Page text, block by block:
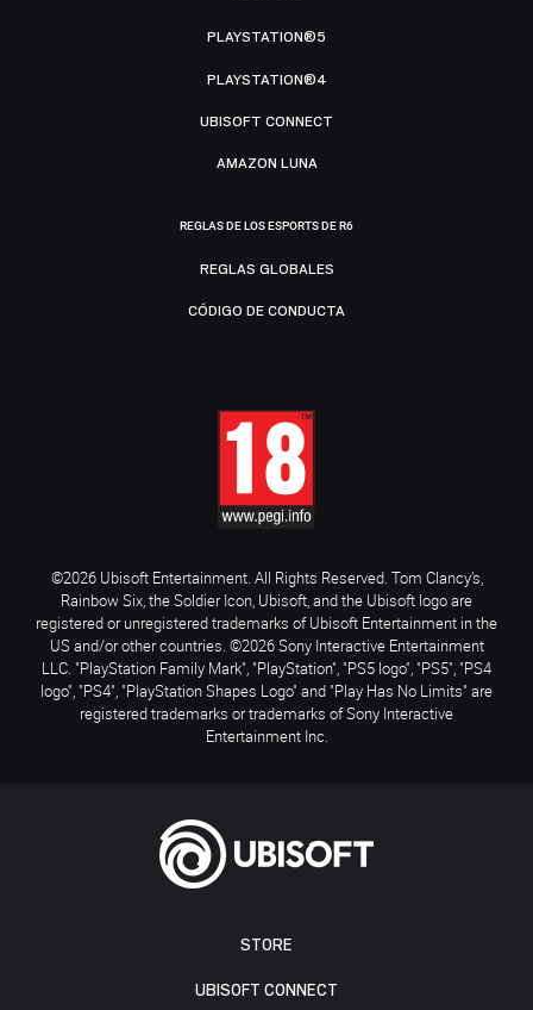
STORE
UBISOFT CONNECT
PLAYSTATION®5
PLAYSTATION®4
UBISOFT CONNECT
AMAZON LUNA
REGLAS DE LOS ESPORTS DE R6
REGLAS GLOBALES
CÓDIGO DE CONDUCTA
©2026 Ubisoft Entertainment. All Rights Reserved. Tom Clancy’s,
Rainbow Six, the Soldier Icon, Ubisoft, and the Ubisoft logo are
registered or unregistered trademarks of Ubisoft Entertainment in the
US and/or other countries. ©2026 Sony Interactive Entertainment
LLC. "PlayStation Family Mark", "PlayStation", "PS5 logo", "PS5", "PS4
logo", "PS4", "PlayStation Shapes Logo" and "Play Has No Limits" are
registered trademarks or trademarks of Sony Interactive
Entertainment Inc.